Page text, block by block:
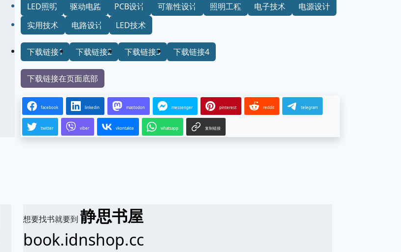
LED照明
驱动电路 PCB设计 可靠性设计 照明工程 电子技术
电源设计
实用技术
电路设计 LED技术
下载链接1 下载链接2 下载链接3 下载链接4
下载链接在页面底部
facebook linkedin mastodon messenger pinterest reddit telegram
twitter viber vkontakte whatsapp 复制链接
想要找书就要到静思书屋
book.idnshop.cc